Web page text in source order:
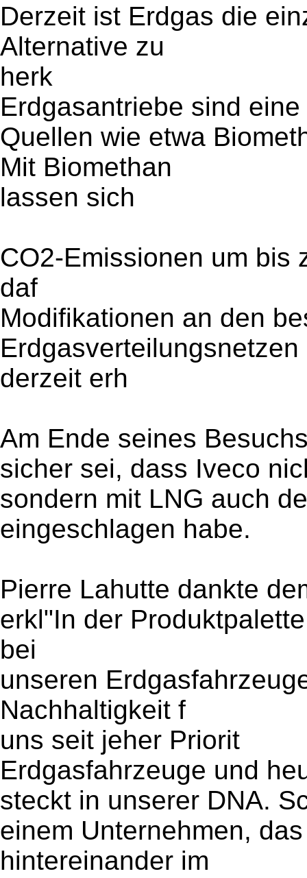
Derzeit ist Erdgas die
Alternative zu
herk
Erdgasantriebe sind eine
Quellen wie etwa
Mit Biomethan
lassen sich
CO2-Emissionen um bis
daf
Modifikationen an den
derzeit erh
Am Ende seines
sicher sei, dass Iveco
sondern mit LNG auch
eingeschlagen habe.
Pierre Lahutte dankte
erkl"In der
bei
unseren
Nachhaltigkeit f
uns seit jeher Priorit
Erdgasfahrzeuge und
steckt in unserer DNA.
einem Unternehmen,
hintereinander im